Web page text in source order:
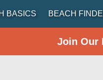
BASICS BEACH
Join Our